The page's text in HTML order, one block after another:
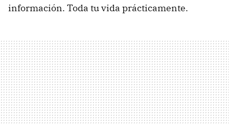
información. Toda tu vida prácticamente.